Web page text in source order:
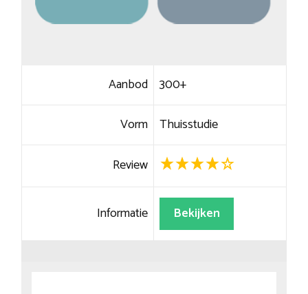
Aanbod 300+
Vorm Thuisstudie
Review
Informatie Bekijken